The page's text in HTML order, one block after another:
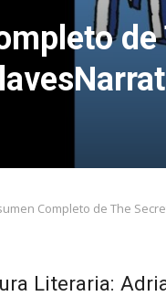
Completo de The
Literaria: